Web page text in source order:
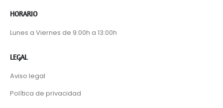
HORARIO
Lunes a Viernes de 9:00h a 13:00h
LEGAL
Aviso legal
Política de privacidad